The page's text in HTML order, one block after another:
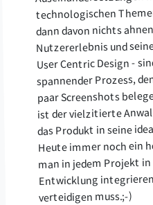
technologischen
dann davon nichts
Nutzererlebnis und
User Centric Design -
spannender Prozess,
paar Screenshots
ist der vielzitierte
das Produkt in seine
Heute immer noch ein
man in jedem Projekt
Entwicklung
verteidigen muss.;-)